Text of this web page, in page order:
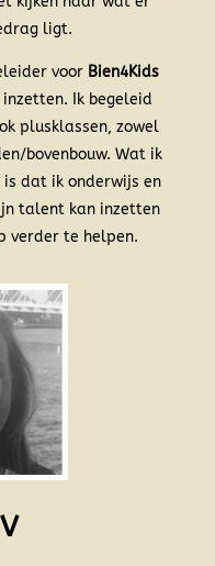
ligt.
voor Bien4Kids
Ik begeleid
plusklassen, zowel
bovenbouw. Wat ik
dat ik onderwijs en
talent kan inzetten
verder te helpen.